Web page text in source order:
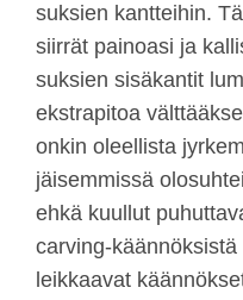
suksien kantteihin.
siirrät painoasi ja
suksien sisäkantit
ekstrapitoa
onkin oleellista
jäisemmissä
ehkä kuullut
carving-
leikkaavat